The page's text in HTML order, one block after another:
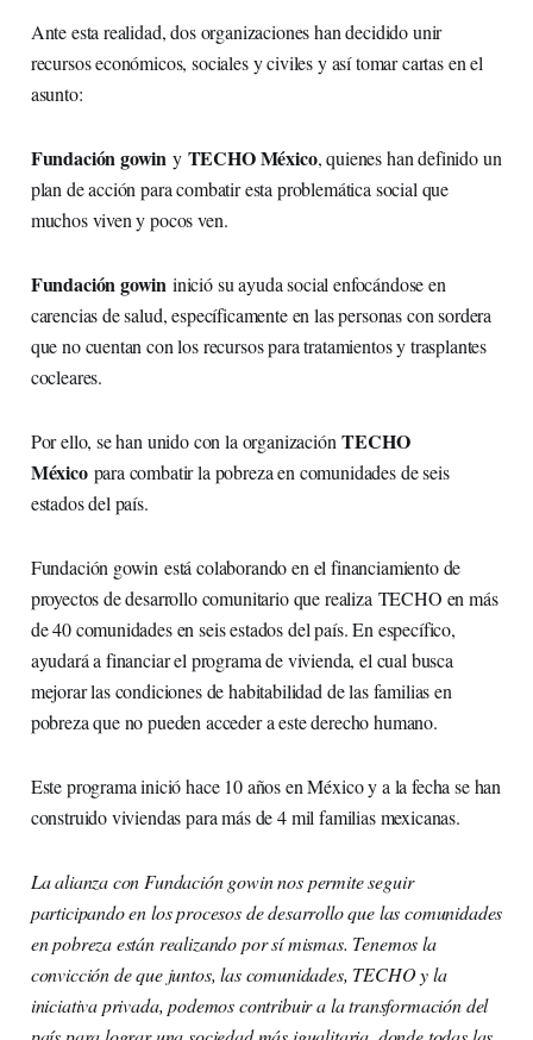
Ante esta realidad, dos organizaciones han decidido unir
recursos económicos, sociales y civiles y así tomar cartas en el
asunto:
Fundación gowin y TECHO México, quienes han definido un
plan de acción para combatir esta problemática social que
muchos viven y pocos ven.
Fundación gowin inició su ayuda social enfocándose en
carencias de salud, específicamente en las personas con sordera
que no cuentan con los recursos para tratamientos y trasplantes
cocleares.
Por ello, se han unido con la organizaciónTECHO
Méxicopara combatir la pobreza en comunidades de seis
estados del país.
Fundación gowin está colaborando en el financiamiento de
proyectos de desarrollo comunitario que realiza TECHO en más
de 40 comunidades en seis estados del país. En específico,
ayudará a financiar el programa de vivienda, el cual busca
mejorar las condiciones de habitabilidad de las familias en
pobreza que no pueden acceder a este derecho humano.
Este programa inició hace 10 años en México y a la fecha se han
construido viviendas para más de 4 mil familias mexicanas.
La alianza con Fundación gowin nos permite seguir
participando en los procesos de desarrollo que las comunidades
en pobreza están realizando por sí mismas. Tenemos la
convicción de que juntos, las comunidades, TECHO y la
iniciativa privada, podemos contribuir a la transformación del